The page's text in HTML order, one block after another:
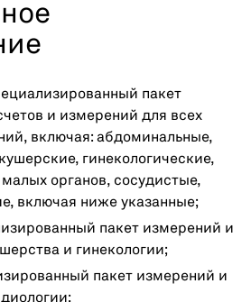
пакет
и измерений для всех
включая: абдоминальные,
гинекологические,
органов, сосудистые,
включая ниже указанные;
пакет измерений и
и гинекологии;
пакет измерений и